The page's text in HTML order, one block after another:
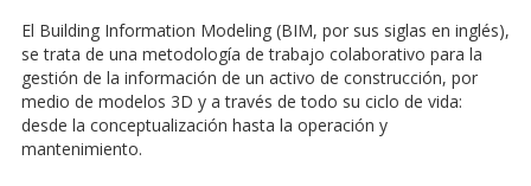
El Building Information Modeling (BIM, por sus siglas en inglés),
se trata de una metodología de trabajo colaborativo para la
gestión de la información de un activo de construcción, por
medio de modelos 3D y a través de todo su ciclo de vida:
desde la conceptualización hasta la operación y
mantenimiento.